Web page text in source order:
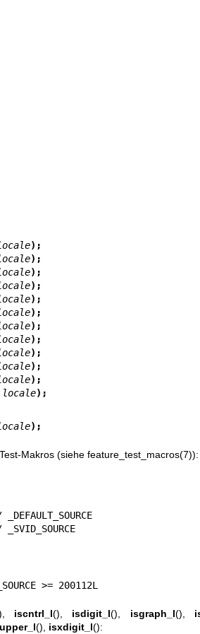
);
);
);
);
);
);
);
);
);
);
);
locale);
);
Makros (siehefeature_test_macros(7)):
*/ _SVID_SOURCE
>= 200112L
iscntrl_l(), isdigit_l(), isgraph_l(),
(), isxdigit_l():